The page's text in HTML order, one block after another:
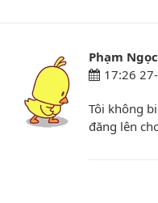
Phạm
17:26
Tôi không
đăng lên